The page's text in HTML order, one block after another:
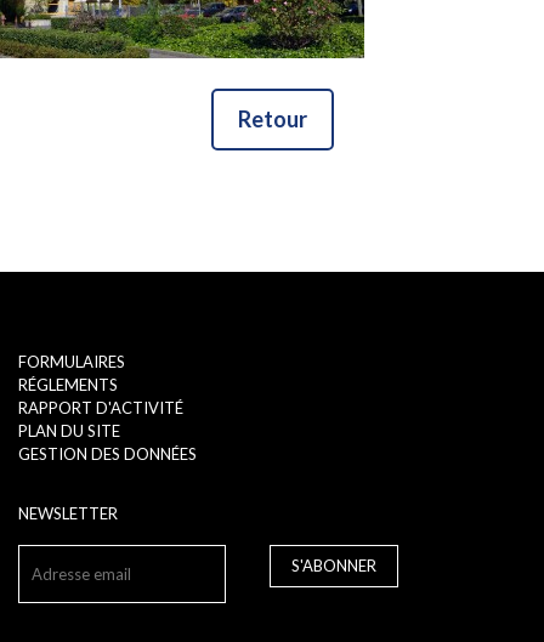
Retour
FORMULAIRES
RÉGLEMENTS
RAPPORT D'ACTIVITÉ
PLAN DU SITE
GESTION DES DONNÉES
NEWSLETTER
S'ABONNER